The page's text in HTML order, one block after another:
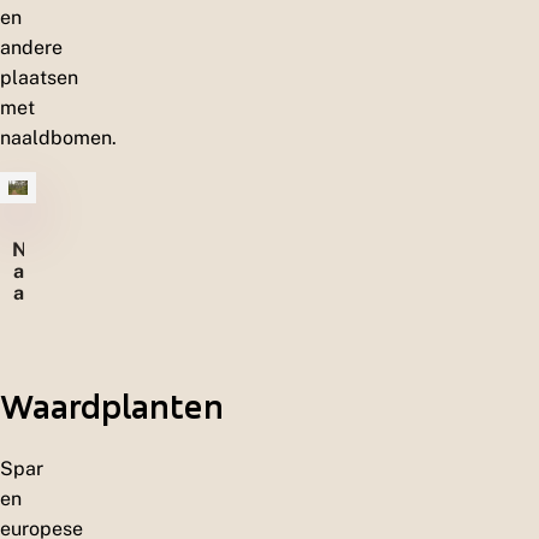
en
andere
plaatsen
met
naaldbomen.
N
a
a
s
s
n
Waardplanten
Spar
en
europese